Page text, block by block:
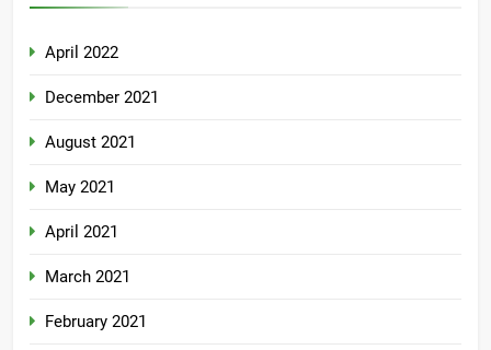
April 2022
December 2021
August 2021
May 2021
April 2021
March 2021
February 2021